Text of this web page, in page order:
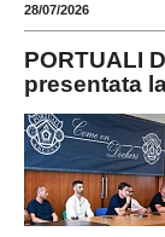
28/07/2026
PORTUALI
presentata